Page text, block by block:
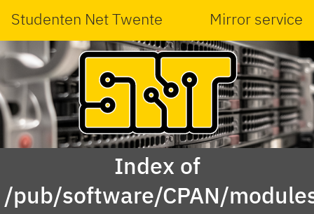
Studenten Net Twente Mirror service
Index of
/pub/software/CPAN/